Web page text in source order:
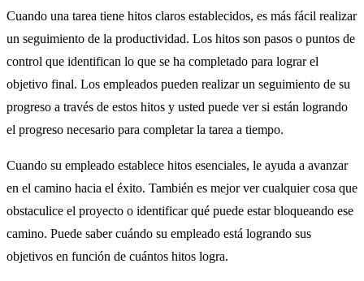
Cuando una tarea tiene hitos claros establecidos, es más fácil realizar
un seguimiento de la productividad. Los hitos son pasos o puntos de
control que identifican lo que se ha completado para lograr el
objetivo final. Los empleados pueden realizar un seguimiento de su
progreso a través de estos hitos y usted puede ver si están logrando
el progreso necesario para completar la tarea a tiempo.
Cuando su empleado establece hitos esenciales, le ayuda a avanzar
en el camino hacia el éxito. También es mejor ver cualquier cosa que
obstaculice el proyecto o identificar qué puede estar bloqueando ese
camino. Puede saber cuándo su empleado está logrando sus
objetivos en función de cuántos hitos logra.